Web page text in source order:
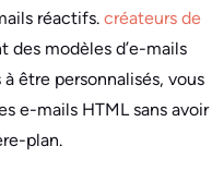
réactifs. créateurs de
des modèles d’e-mails
être personnalisés, vous
e-mails HTML sans avoir
plan.